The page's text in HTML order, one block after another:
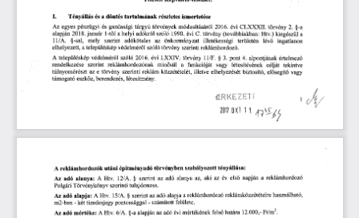
I.           Tényállás
  és
  a döntés
tartalmának
  részletes
  ismertetése
Az
  egyes
  pénzügyi
  és
  gazdasági
  tárgyú
  törvények
  módosításáról
  2016.
  évi
  CLXXXII.
  törvény
  2.
  §-a
alapján
  2018.
január
  1-től
a  helyi
  adókról
  szóló
  1990.
  évi
  C.
törvény
  (továbbiakban:
  Htv.)
  kiegészül
  a
1 l/A.
    §-sal,
   mely
   szerint
   adóköteles
   az
   önkormányzat
    illetékességi
   területén
    lévő
    ingatlanon
elhelyezett,
  a településkép
  védelméről
  szóló
törvény
  szerinti
  reklámhordozó.
A  településkép
  védelméről
  szóló
  2016.
  évi
  LXXIV.
  törvény
  1
l/F.
  §  3.
  pont
  4.
  alpontjának
  értelmező
rendelkezése
   szerint
   reklámhordozónak
    minősül
   a
   funkcióját
   vagy
   létesítésének
   célját
   tekintve
túlnyomórészt
  az
  e  törvény
  szerinti
  reklám
  közzétételét,
  illetve
  elhelyezését
  biztosító,
  elősegítő
  vagy
támogató
  eszköz,
berendezés,
  létesítmény.
A  reklámhordozók
  utáni
  építményadó
törvényben
  szabályozott
  tényállása:
Az
  adó
  alanya:
  A
  Htv.
  12/A.
  §
  szerint
  az
  adó
  alanya
  az,
  aki
  az
  év
  első
  napján
  a
  reklámhordozó
Polgári
  Törvénykönyv
  szerinti
  tulajdonosa.
Az
  adó
  alapja:
  A
  Htv.
  15/A.
  § szerint
  az
adó
  alapja
  a reklámhordozó
  reklámközzétételre
  használható,
m2-ben
  - két
  tizedesjegy
pontossággal
  - számított
  felülete.
Az adó
  mértéke:
  A
  Htv.
  6/A.
  §-a
alapján az adó
  évi
mértékének
  felső
határa
  12.000,-
  Ft/m
2.